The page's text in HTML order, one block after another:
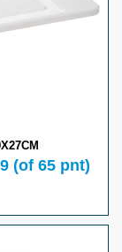
(of 65 pnt)